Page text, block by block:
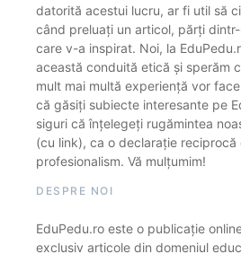
datorită acestui lucru, ar fi util să
când preluați un articol, părți
care v-a inspirat. Noi, la
această conduită etică și sperăm
mult mai multă experiență vor
că găsiți subiecte interesante pe
siguri că înțelegeți rugămintea
(cu link), ca o declarație
profesionalism. Vă mulțumim!
DESPRE NOI
EduPedu.ro este o publicație
exclusiv articole din domeniul